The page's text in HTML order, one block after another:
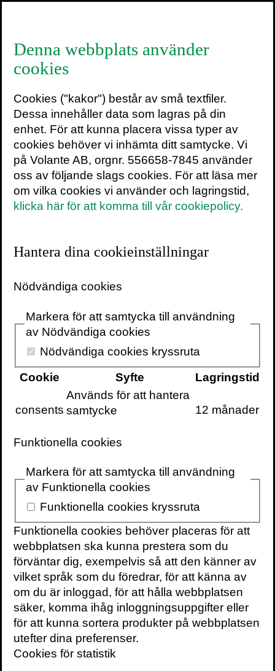
4 augusti 2022
Volante
VOLANTE PÅ
FACEBOOK
VOLANTE PÅTWITTER
VILL DU FÅ VÅRT
föreläsningar och
en gång i veckan
till din inbox
KONTAKTA OSS
Volante
Denna webbplats använder
cookies
Cookies ("kakor") består av små textfiler.
Dessa innehåller data som lagras på din
enhet. För att kunna placera vissa typer av
cookies behöver vi inhämta ditt samtycke. Vi
på Volante AB, orgnr. 556658-7845 använder
oss av följande slags cookies. För att läsa mer
om vilka cookies vi använder och lagringstid,
klicka här för att komma till vår cookiepolicy.
Hantera dina cookieinställningar
Nödvändiga cookies
Markera för att samtycka till användning
av Nödvändiga cookies
Nödvändiga cookies kryssruta
Cookie
Syfte Lagringstid
consents
Används för att hantera
samtycke
12 månader
Funktionella cookies
Markera för att samtycka till användning
av Funktionella cookies
Funktionella cookies kryssruta
Funktionella cookies behöver placeras för att
webbplatsen ska kunna prestera som du
förväntar dig, exempelvis så att den känner av
vilket språk som du föredrar, för att känna av
om du är inloggad, för att hålla webbplatsen
säker, komma ihåg inloggningsuppgifter eller
för att kunna sortera produkter på webbplatsen
utefter dina preferenser.
Cookies för statistik